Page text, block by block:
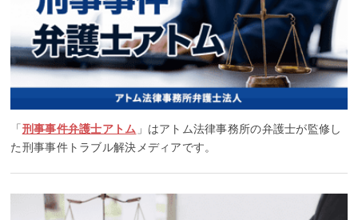
「刑事事件弁護士アトム 」はアトム法律事務所の弁護士が監修し
た刑事事件トラブル解決メディアです。